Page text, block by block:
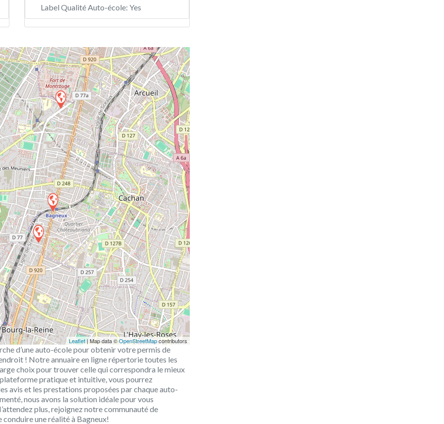
Label Qualité Auto-école: Yes
Leaflet | Map data ©OpenStreetMapcontributors
d’une auto-école pour obtenir votre permis de
! Notre annuaire en ligne répertorie toutes les
choix pour trouver celle qui correspondra le mieux
pratique et intuitive, vous pourrez
avis et les prestations proposées par chaque auto-
nous avons la solution idéale pour vous
plus, rejoignez notre communauté de
une réalité à Bagneux!